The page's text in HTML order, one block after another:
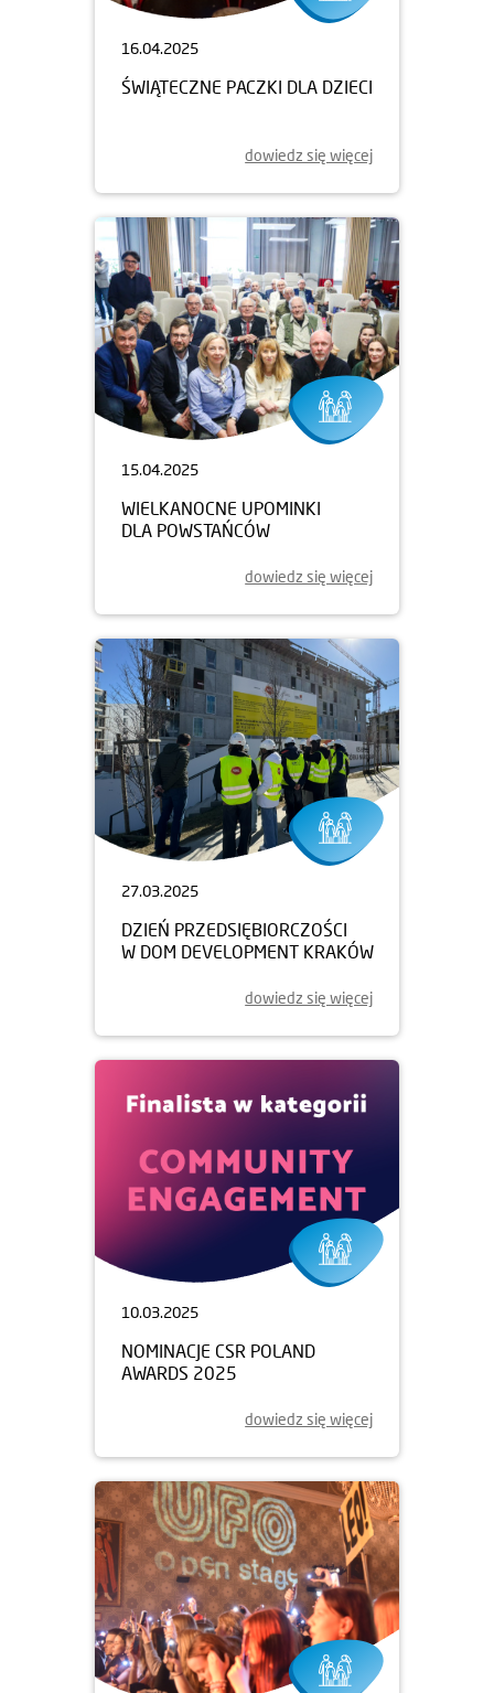
16.04.2025
ŚWIĄTECZNE PACZKI DLA DZIECI
dowiedz się więcej
15.04.2025
WIELKANOCNE UPOMINKI
DLA POWSTAŃCÓW
dowiedz się więcej
27.03.2025
DZIEŃ PRZEDSIĘBIORCZOŚCI
W DOM DEVELOPMENT KRAKÓW
dowiedz się więcej
10.03.2025
NOMINACJE CSR POLAND
AWARDS 2025
dowiedz się więcej